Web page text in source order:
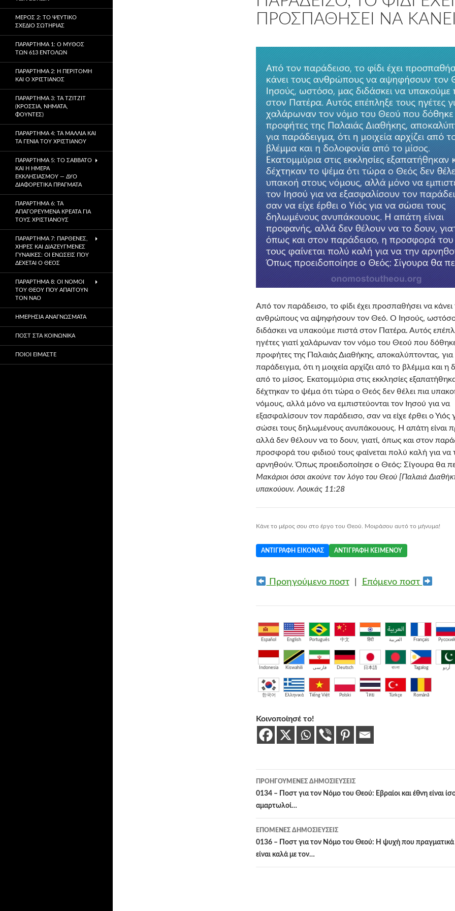
ΠΡΟΣΠΑΘΉΣΕΙ ΝΑ
Από τον παράδεισο, το φίδι έχει προσπαθήσει να κάνει
ανθρώπους να αψηφήσουν τον Θεό. Ο Ιησούς,
διδάσκει να υπακούμε πιστά στον Πατέρα. Αυτός
ηγέτες γιατί χαλάρωναν τον νόμο του Θεού που
προφήτες της Παλαιάς Διαθήκης, αποκαλύπτοντας, για
παράδειγμα, ότι η μοιχεία αρχίζει από το βλέμμα και η
από το μίσος. Εκατομμύρια στις εκκλησίες
δέχτηκαν το ψέμα ότι τώρα ο Θεός δεν θέλει πια
νόμους, αλλά μόνο να εμπιστεύονται τον Ιησού για να
εξασφαλίσουν τον παράδεισο, σαν να είχε έρθει ο Υιός
σώσει τους δηλωμένους ανυπάκουους. Η απάτη είναι
αλλά δεν θέλουν να το δουν, γιατί, όπως και στον
προσφορά του φιδιού τους φαίνεται πολύ καλή για να
αρνηθούν. Όπως προειδοποίησε ο Θεός: Σίγουρα θα
Μακάριοι όσοι ακούνε τον λόγο του Θεού [Παλαιά
υπακούουν. Λουκάς 11:28
Κάνε το μέρος σου στο έργο του Θεού. Μοιράσου αυτό το μήνυμα!
ΑΝΤΙΓΡΑΦΉ ΕΙΚΌΝΑΣ ΑΝΤΙΓΡΑΦΉ ΚΕΙΜΈΝΟΥ
Προηγούμενο ποστ| Επόμενο ποστ
Español English Português 中文 हिंदी العربية Français Русский
Indonesia Kiswahili فارسی Deutsch 日本語 বাংলা Tagalog اُردو
한국어 Ελληνικά Tiếng Việt Polski ไทย Türkçe Română
Κοινοποίησέ το!
Πλοήγηση
άρθρων
ΠΡΟΗΓΟΎΜΕΝΕΣ ΔΗΜΟΣΙΕΎΣΕΙΣ
0134 – Ποστ για τον Νόμο του Θεού: Εβραίοι και έθνη είναι
αμαρτωλοί…
ΕΠΌΜΕΝΕΣ ΔΗΜΟΣΙΕΎΣΕΙΣ
0136 – Ποστ για τον Νόμο του Θεού: Η ψυχή που πραγματικά
είναι καλά με τον…
ΜΈΡΟΣ 2: ΤΟ ΨΕΎΤΙΚΟ
ΣΧΈΔΙΟ ΣΩΤΗΡΊΑΣ
ΠΑΡΆΡΤΗΜΑ 1: Ο ΜΎΘΟΣ
ΤΩΝ 613 ΕΝΤΟΛΏΝ
ΠΑΡΆΡΤΗΜΑ 2: Η ΠΕΡΙΤΟΜΉ
ΚΑΙ Ο ΧΡΙΣΤΙΑΝΌΣ
ΠΑΡΆΡΤΗΜΑ 3: ΤΑ TZITZIT
(ΚΡΌΣΣΙΑ, ΝΉΜΑΤΑ,
ΦΟΎΝΤΕΣ)
ΠΑΡΆΡΤΗΜΑ 4: ΤΑ ΜΑΛΛΙΆ ΚΑΙ
ΤΑ ΓΈΝΙΑ ΤΟΥ ΧΡΙΣΤΙΑΝΟΎ
ΠΑΡΆΡΤΗΜΑ 5: ΤΟ ΣΆΒΒΑΤΟ
ΚΑΙ Η ΗΜΈΡΑ
ΕΚΚΛΗΣΙΑΣΜΟΎ — ΔΎΟ
ΔΙΑΦΟΡΕΤΙΚΆ ΠΡΆΓΜΑΤΑ
ΠΑΡΆΡΤΗΜΑ 6: ΤΑ
ΑΠΑΓΟΡΕΥΜΈΝΑ ΚΡΈΑΤΑ ΓΙΑ
ΤΟΥΣ ΧΡΙΣΤΙΑΝΟΎΣ
ΠΑΡΆΡΤΗΜΑ 7: ΠΑΡΘΈΝΕΣ,
ΧΉΡΕΣ ΚΑΙ ΔΙΑΖΕΥΓΜΈΝΕΣ
ΓΥΝΑΊΚΕΣ: ΟΙ ΕΝΏΣΕΙΣ ΠΟΥ
ΔΈΧΕΤΑΙ Ο ΘΕΌΣ
ΠΑΡΆΡΤΗΜΑ 8: ΟΙ ΝΌΜΟΙ
ΤΟΥ ΘΕΟΎ ΠΟΥ ΑΠΑΙΤΟΎΝ
ΤΟΝ ΝΑΌ
ΗΜΕΡΉΣΙΑ ΑΝΑΓΝΏΣΜΑΤΑ
ΠΟΣΤ ΣΤΑ ΚΟΙΝΩΝΙΚΆ
ΠΟΙΟΙ ΕΊΜΑΣΤΕ